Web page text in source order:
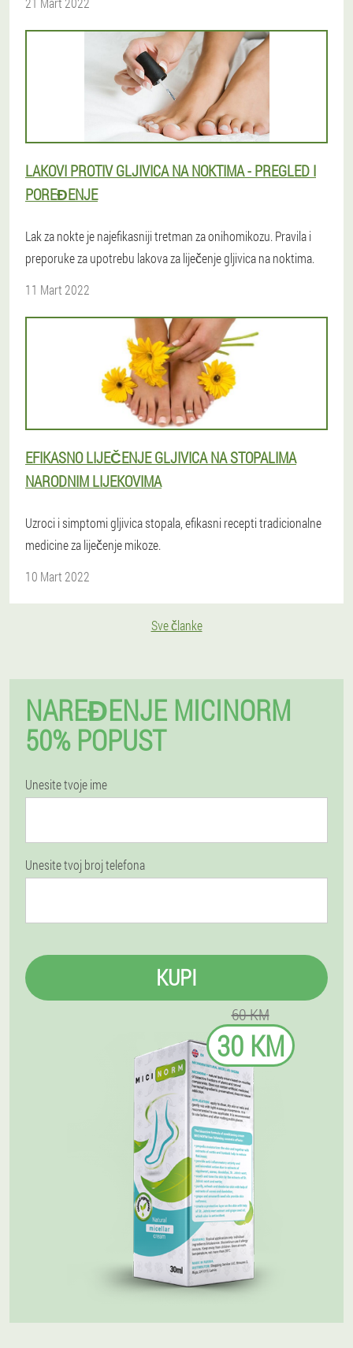
LAKOVI PROTIV GLJIVICA NA NOKTIMA - PREGLED I
POREĐENJE
Lak za nokte je najefikasniji tretman za onihomikozu. Pravila i
preporuke za upotrebu lakova za liječenje gljivica na noktima.
11 Mart 2022
EFIKASNO LIJEČENJE GLJIVICA NA STOPALIMA
NARODNIM LIJEKOVIMA
Uzroci i simptomi gljivica stopala, efikasni recepti tradicionalne
medicine za liječenje mikoze.
10 Mart 2022
Sve članke
NAREĐENJE MICINORM
50% POPUST
Unesite tvoje ime
Unesite tvoj broj telefona
KUPI
60 KM
30 KM